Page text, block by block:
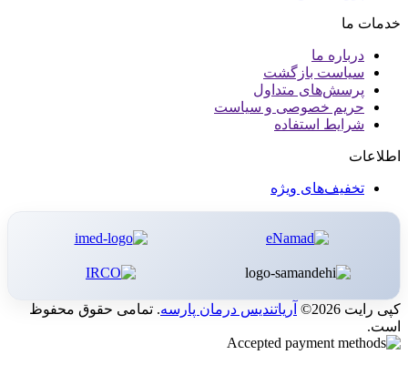
خدمات ما
درباره ما
سیاست بازگشت
پرسش‌های متداول
حریم خصوصی و سیاست
شرایط استفاده
اطلاعات
تخفیف‌های ویژه
کپی رایت 2026© آریاتندیس درمان پارسه. تمامی حقوق محفوظ
است.